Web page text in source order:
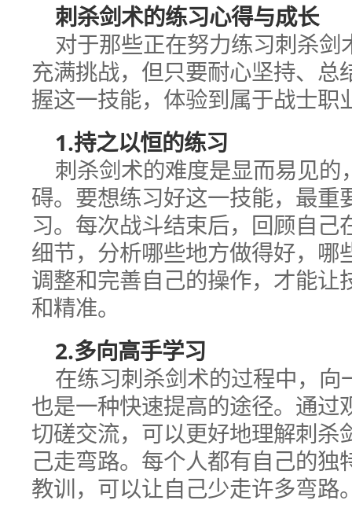
刺杀剑术的练习心得与成长
对于那些正在努力练习刺杀
充满挑战，但只要耐心坚持、总
握这一技能，体验到属于战士职
1.持之以恒的练习
刺杀剑术的难度是显而易见
碍。要想练习好这一技能，最重
习。每次战斗结束后，回顾自己
细节，分析哪些地方做得好，哪
调整和完善自己的操作，才能让
和精准。
2.多向高手学习
在练习刺杀剑术的过程中，
也是一种快速提高的途径。通过
切磋交流，可以更好地理解刺杀
己走弯路。每个人都有自己的
教训，可以让自己少走许多弯路